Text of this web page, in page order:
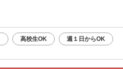
高校生OK 週１日からOK